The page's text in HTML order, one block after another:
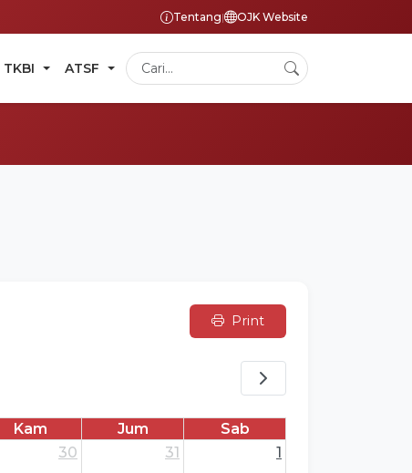
Tentang| OJK Website
TKBI ATSF
Print
Kam Jum
Sab
30 31 1